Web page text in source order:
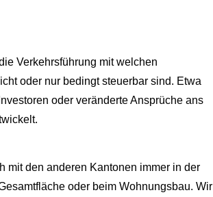
Verkehrsführung mit welchen
oder nur bedingt steuerbar sind. Etwa
oder veränderte Ansprüche ans
mit den anderen Kantonen immer in der
oder beim Wohnungsbau. Wir